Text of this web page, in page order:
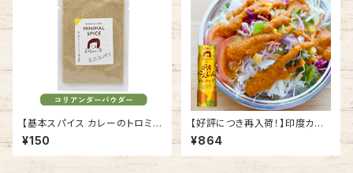
【基本スパイス カレーのトロミ
付けに】コリアンダーパウダー12
g ミニスパ！ MINIMAL SPICE
¥150
【好評につき再入荷！】印度カリ
ー子監修 万能国産にんじんドレ
ッシング 1本 180ml
¥864